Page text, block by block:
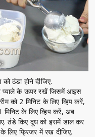
ठंडा होने दीजिए.
प्याले के ऊपर रखें जिसमें आइस
को 2 मिनिट के लिए व्हिप करें,
के लिए व्हिप करें, अब
ठंडे किए दूध को इसमें डाल कर
फ्रिजर में रख दीजिए.